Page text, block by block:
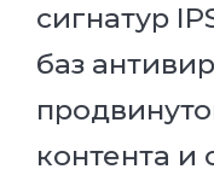
сигнатур
баз
контента и